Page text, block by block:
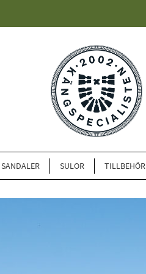
SANDALER SULOR TILLBEHÖR